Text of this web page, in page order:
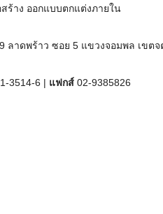
ร้าง ออกแบบตกแต่งภายใน
ลาดพร้าว ซอย 5 แขวงจอมพล เขตจ
3514-6 | แฟกส์02-9385826